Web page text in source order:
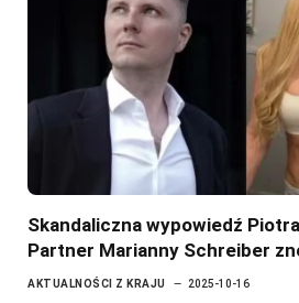
Skandaliczna wypowiedź
Partner Marianny Schreiber
AKTUALNOŚCI Z KRAJU 2025-10-16